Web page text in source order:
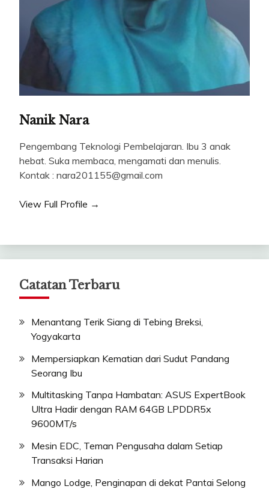
Nanik Nara
Pengembang Teknologi Pembelajaran. Ibu 3 anak
hebat. Suka membaca, mengamati dan menulis.
Kontak : nara201155@gmail.com
View Full Profile →
Catatan Terbaru
Menantang Terik Siang di Tebing Breksi,
Yogyakarta
Mempersiapkan Kematian dari Sudut Pandang
Seorang Ibu
Multitasking Tanpa Hambatan: ASUS ExpertBook
Ultra Hadir dengan RAM 64GB LPDDR5x
9600MT/s
Mesin EDC, Teman Pengusaha dalam Setiap
Transaksi Harian
Mango Lodge, Penginapan di dekat Pantai Selong